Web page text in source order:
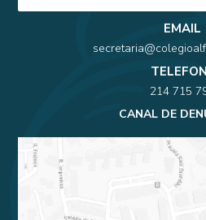
EMAIL
214 715
CANAL DE